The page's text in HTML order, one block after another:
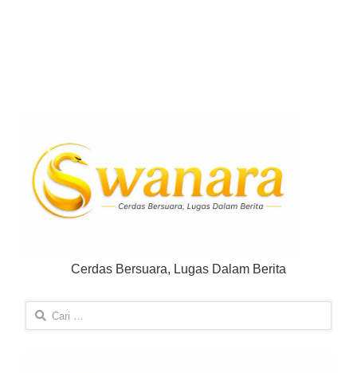
Cerdas Bersuara, Lugas Dalam Berita
Cari